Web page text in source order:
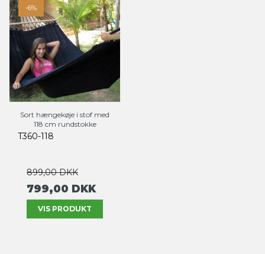
-6%
Sort hængekøje i stof med
118 cm rundstokke
T360-118
899,00 DKK
799,00 DKK
VIS PRODUKT